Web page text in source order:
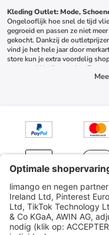
Kleding Outlet: Mode,
Ongelooflijk hoe snel de tijd
gegroeid en passen ze niet
gekocht. Dankzij de
vind je het hele jaar door
store kun je extra voordelig
merkkleding outlet
. Zo
aanbiedingen. Zo blijft de
bijpassende accessoires
-
Zelfs dirndls en traditionele
voor elke kamer.
Bekijk direct ons volledige
gezin.
Inleiding tot de outlet
Welkom bij dé online outlet
ONLY, VILA en Tom Tailor –
6.2 million